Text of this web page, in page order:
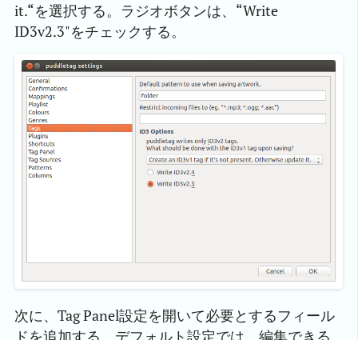
it.“を選択する。ラジオボタンは、“Write
ID3v2.3"をチェックする。
次に、Tag Panel設定を開いて必要とするフィール